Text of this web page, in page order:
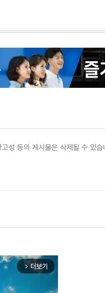
arrow_forward_ios 더보기